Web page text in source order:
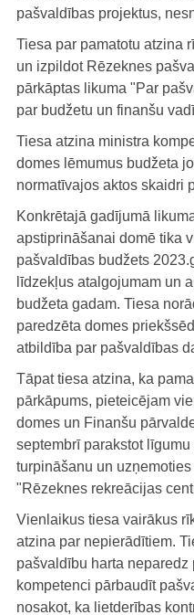
pašvaldības projektus,
Tiesa par pamatotu atzina
un izpildot Rēzeknes
pārkāptas likuma "Par
par budžetu un finanšu
Tiesa atzina ministra
domes lēmumus budžeta
normatīvajos aktos skaidri
Konkrētajā gadījumā
apstiprināšanai domē tika
pašvaldības budžets
līdzekļus atalgojumam un
budžeta gadam. Tiesa
paredzēta domes
atbildība par pašvaldības
Tāpat tiesa atzina, ka
pārkāpums, pieteicējam
domes un Finanšu
septembrī parakstot
turpināšanu un
"Rēzeknes rekreācijas
Vienlaikus tiesa vairākus
atzina par nepierādītiem.
pašvaldību harta
kompetenci pārbaudīt
nosakot, ka lietderības